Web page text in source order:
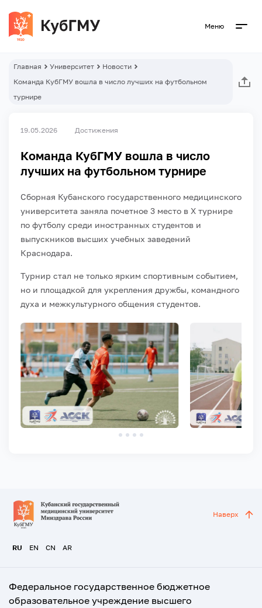
Меню
Главная Университет
Новости
Команда КубГМУ вошла в число лучших на футбольном
турнире
19.05.2026 Достижения
Команда КубГМУ вошла в число
лучших на футбольном турнире
Сборная Кубанского государственного медицинского
университета заняла почетное 3 место в Х турнире
по футболу среди иностранных студентов и
выпускников высших учебных заведений
Краснодара.
Турнир стал не только ярким спортивным событием,
но и площадкой для укрепления дружбы, командного
духа и межкультурного общения студентов.
RU EN CN AR
Наверх
Федеральное государственное бюджетное
образовательное учреждение высшего